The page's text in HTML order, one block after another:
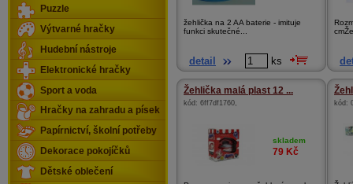
žehlička na 2 AA baterie - imituje
funkci skutečné...
detail ks
Žehlička malá plast 12 ...
kód: 6ff7df1760,
skladem
79 Kč
kód:
Puzzle
Výtvarné hračky
Hudební nástroje
Elektronické hračky
Sport a voda
Hračky na zahradu a písek
Papírnictví, školní potřeby
Dekorace pokojíčků
Dětské oblečení